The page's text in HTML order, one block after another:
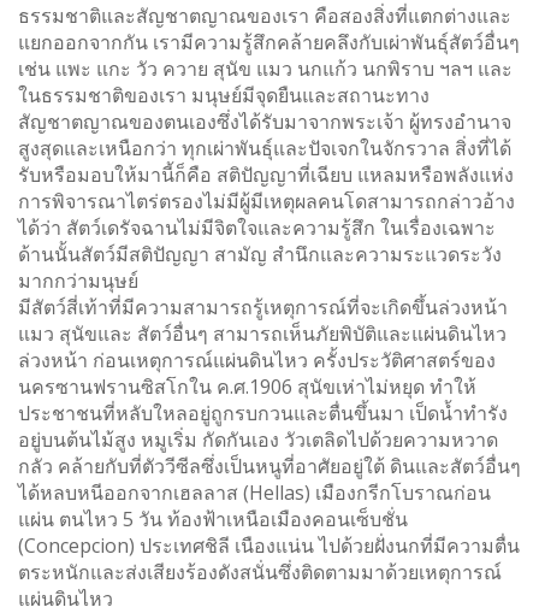
ธรรมชาติและสัญชาตญาณของเรา คือสองสิ่งที่แตกต่างและ
แยกออกจากกัน เรามีความรู้สึกคล้ายคลึงกับเผ่าพันธุ์สัตว์อื่นๆ
เช่น แพะ แกะ วัว ควาย สุนัข แมว นกแก้ว นกพิราบ ฯลฯ และ
ในธรรมชาติของเรา มนุษย์มีจุดยืนและสถานะทาง
สัญชาตญาณของตนเองซึ่งได้รับมาจากพระเจ้า ผู้ทรงอำนาจ
สูงสุดและเหนือกว่า ทุกเผ่าพันธุ์และปัจเจกในจักรวาล สิ่งที่ได้
รับหรือมอบให้มานี้ก็คือ สติปัญญาที่เฉียบ แหลมหรือพลังแห่ง
การพิจารณาไตร่ตรองไม่มีผู้มีเหตุผลคนโดสามารถกล่าวอ้าง
ได้ว่า สัตว์เดรัจฉานไม่มีจิตใจและความรู้สึก ในเรื่องเฉพาะ
ด้านนั้นสัตว์มีสติปัญญา สามัญ สำนึกและความระแวดระวัง
มากกว่ามนุษย์
มีสัตว์สี่เท้าที่มีความสามารถรู้เหตุการณ์ที่จะเกิดขึ้นล่วงหน้า
แมว สุนัขและ สัตว์อื่นๆ สามารถเห็นภัยพิบัติและแผ่นดินไหว
ล่วงหน้า ก่อนเหตุการณ์แผ่นดินไหว ครั้งประวัติศาสตร์ของ
นครซานฟรานซิสโกใน ค.ศ.1906 สุนัขเห่าไม่หยุด ทำให้
ประชาชนที่หลับใหลอยู่ถูกรบกวนและตื่นขึ้นมา เป็ดน้ำทำรัง
อยู่บนต้นไม้สูง หมูเริ่ม กัดกันเอง วัวเตลิดไปด้วยความหวาด
กลัว คล้ายกับที่ตัววีซีลซึ่งเป็นหนูที่อาศัยอยู่ใต้ ดินและสัตว์อื่นๆ
ได้หลบหนีออกจากเฮลลาส (Hellas) เมืองกรีกโบราณก่อน
แผ่น ตนไหว 5 วัน ท้องฟ้าเหนือเมืองคอนเซ็บชั่น
(Concepcion) ประเทศชิลี เนืองแน่น ไปด้วยฝั่งนกที่มีความตื่น
ตระหนักและส่งเสียงร้องดังสนั่นซึ่งติดตามมาด้วยเหตุการณ์
แผ่นดินไหว